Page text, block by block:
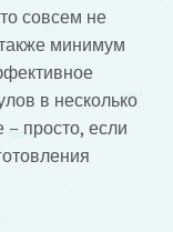
совсем не
минимум
в несколько
– просто, если